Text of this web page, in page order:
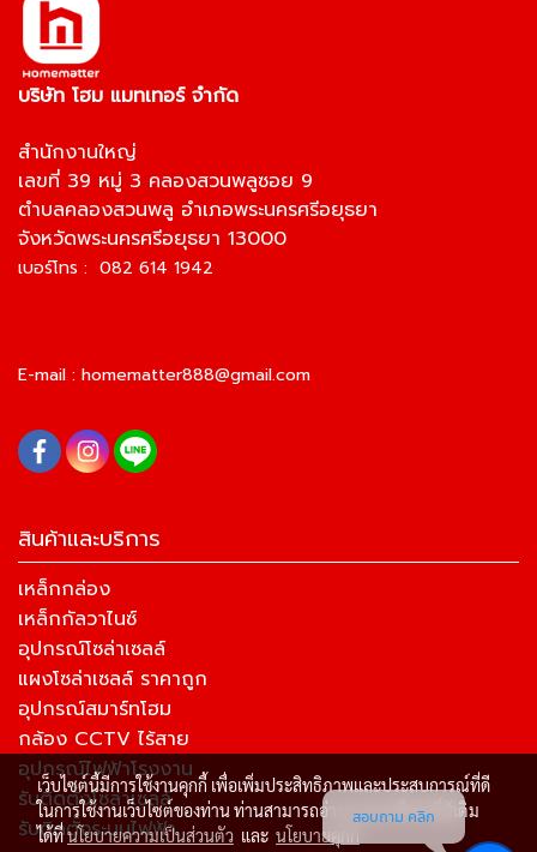
บริษัท โฮม แมทเทอร์ จำกัด
สำนักงานใหญ่
เลขที่ 39 หมู่ 3 คลองสวนพลูซอย 9
ตำบลคลองสวนพลู อำเภอพระนครศรีอยุธยา
จังหวัดพระนครศรีอยุธยา 13000
เบอร์โทร : 082 614 1942
E-mail : homematter888@gmail.com
สินค้าและบริการ
เหล็กกล่อง
เหล็กกัลวาไนซ์
อุปกรณ์โซล่าเซลล์
แผงโซล่าเซลล์ ราคาถูก
อุปกรณ์สมาร์ทโฮม
กล้อง CCTV ไร้สาย
อุปกรณ์ไฟฟ้าโรงงาน
รับติดตั้งโซล่าเซลล์
รับติดตั้งระบบไฟฟ้า
เว็บไซต์นี้มีการใช้งานคุกกี้ เพื่อเพิ่มประสิทธิภาพและประสบการณ์ที่ดี
ในการใช้งานเว็บไซต์ของท่าน ท่านสามารถอ่านรายละเอียดเพิ่มเติม
ได้ที่นโยบายความเป็นส่วนตัว และ นโยบายคุกกี้
สอบถาม คลิก